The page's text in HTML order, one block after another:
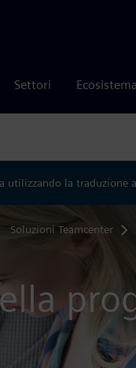
Settori
utilizzando la traduzione
Soluzioni Teamcenter